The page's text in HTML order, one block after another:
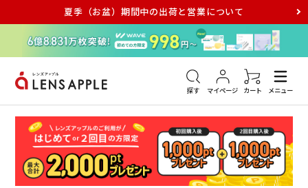
夏季（お盆）期間中の出荷と営業について
探す マイページ カート メニュー
アキュビュー メダリスト メガネ